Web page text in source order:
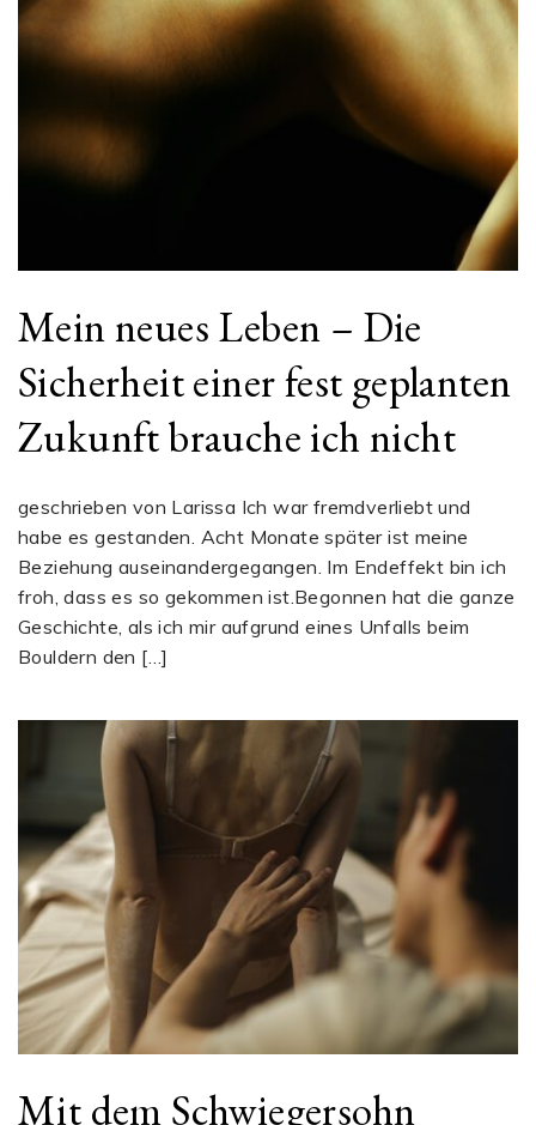
Mein neues Leben – Die
Sicherheit einer fest geplanten
Zukunft brauche ich nicht
geschrieben von Larissa Ich war fremdverliebt und
habe es gestanden. Acht Monate später ist meine
Beziehung auseinandergegangen. Im Endeffekt bin ich
froh, dass es so gekommen ist.Begonnen hat die ganze
Geschichte, als ich mir aufgrund eines Unfalls beim
Bouldern den […]
Mit dem Schwiegersohn